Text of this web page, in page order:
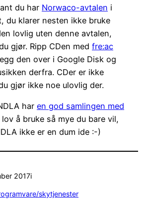
du har Norwaco-avtalen i
du klarer nesten ikke bruke
lovlig uten denne avtalen,
gjør. Ripp CDen med fre:ac
den over i Google Disk og
derfra. CDer er ikke
gjør ikke noe ulovlig der.
har en god samlingen med
å bruke så mye du bare vil,
ikke er en dum ide :-)
2017i
skytjenester